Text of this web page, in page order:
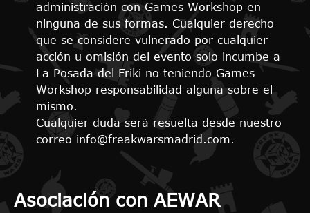
administración con Games Workshop en
ninguna de sus formas. Cualquier derecho
que se considere vulnerado por cualquier
acción u omisión del evento solo incumbe a
La Posada del Friki no teniendo Games
Workshop responsabilidad alguna sobre el
mismo.
Cualquier duda será resuelta desde nuestro
correo info@freakwarsmadrid.com.
Asociación con AEWAR